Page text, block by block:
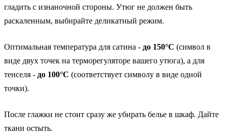
гладить с изнаночной стороны. Утюг не должен быть
раскаленным, выбирайте деликатный режим.
Оптимальная температура для сатина - до 150°С (символ в
виде двух точек на терморегуляторе вашего утюга), а для
тенселя - до 100°С (соответствует символу в виде одной
точки).
После глажки не стоит сразу же убирать белье в шкаф. Дайте
ткани остыть.